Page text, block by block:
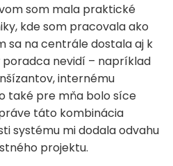
som mala praktické
kde som pracovala ako
sa na centrále dostala aj k
nevidí – napríklad
internému
také pre mňa bolo síce
táto kombinácia
systému mi dodala odvahu
projektu.